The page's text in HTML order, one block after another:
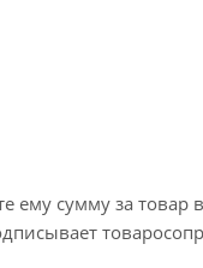
сумму за товар